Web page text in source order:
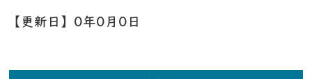
【更新日】 0年0月0日